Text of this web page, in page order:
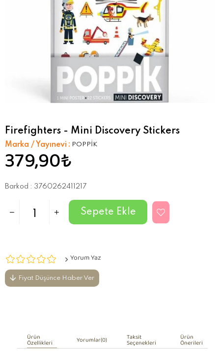
Firefighters - Mini Discovery Stickers
Marka / Yayınevi : POPPİK
379,90₺
Barkod : 3760262411217
Yorum Yaz
Fiyat Düşünce Haber Ver
Ürün
Özellikleri Yorumlar(0) Taksit
Seçenekleri Ürün
Önerileri